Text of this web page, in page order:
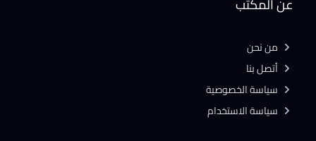
من نحن
أتصل بنا
سياسة الخصوصية
سياسة الاستخدام